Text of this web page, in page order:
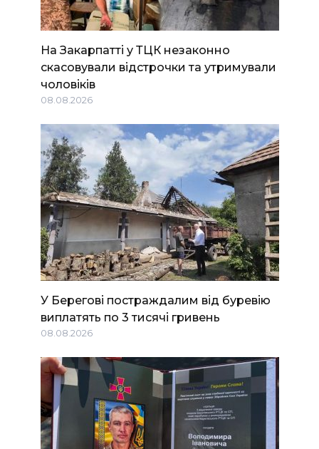
На Закарпатті у ТЦК незаконно
скасовували відстрочки та утримували
чоловіків
08.08.2026
У Берегові постраждалим від буревію
виплатять по 3 тисячі гривень
08.08.2026